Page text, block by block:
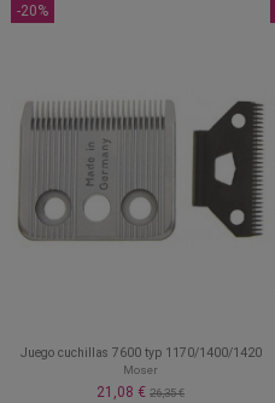
-20%
Juego cuchillas 7600 typ 1170/1400/1420
Moser
21,08 € 26,35 €